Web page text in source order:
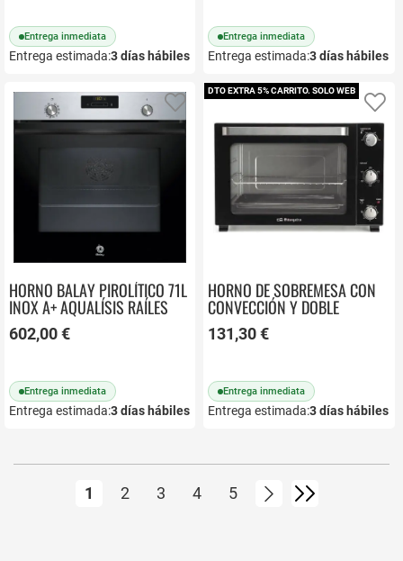
Entrega inmediata
Entrega estimada:3días hábiles
Entrega inmediata
Entrega estimada:3días hábiles
Añadir a favoritos
HORNO BALAY PIROLÍTICO 71L
INOX A+ AQUALÍSIS RAÍLES
3HB4841X3
602,00 €
Entrega inmediata
Entrega estimada:3días hábiles
DTO EXTRA 5% CARRITO. SOLO WEB
HORNO DE SOBREMESA CON
CONVECCIÓN Y DOBLE
CRISTAL ORBEGOZO HOT608
131,30 €
Entrega inmediata
Entrega estimada:3días hábiles
Actualmente estás leyendo página
1 Página
2 Página
3 Página
4 Página
5 Página
Siguiente
Página